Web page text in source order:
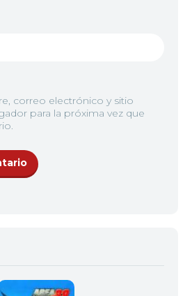
correo electrónico y sitio
para la próxima vez que